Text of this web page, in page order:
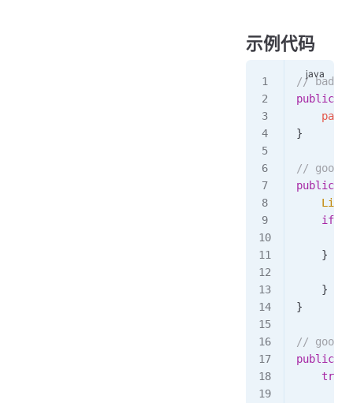
示例代码
// bad：直
public
}
// good：
public
    List
    if
    }
    }
}
// good：
public
    try